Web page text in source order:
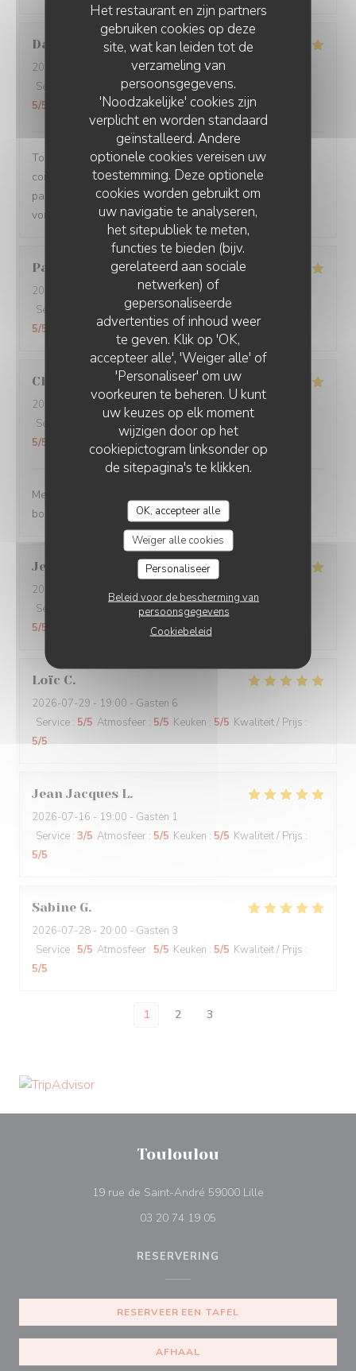
Het restaurant en zijn partners
gebruiken cookies op deze
site, wat kan leiden tot de
verzameling van
persoonsgegevens.
'Noodzakelijke' cookies zijn
verplicht en worden standaard
geïnstalleerd. Andere
optionele cookies vereisen uw
toestemming. Deze optionele
cookies worden gebruikt om
uw navigatie te analyseren,
het sitepubliek te meten,
functies te bieden (bijv.
gerelateerd aan sociale
netwerken) of
gepersonaliseerde
advertenties of inhoud weer
te geven. Klik op 'OK,
accepteer alle', 'Weiger alle' of
'Personaliseer' om uw
voorkeuren te beheren. U kunt
uw keuzes op elk moment
wijzigen door op het
cookiepictogram linksonder op
de sitepagina's te klikken.
OK, accepteer alle
Weiger alle cookies
Personaliseer
Beleid voor de bescherming van
persoonsgegevens
Cookiebeleid
Damien
2026-08-01
- 19:15 - Gasten 3
Service
Atmosfeer: 5/5 Keuken:5/5 Kwaliteit / Prijs
5/5
Toujours un plaisir de venir dans ce restaurant qui
commence toujours par un accueil chaleureux. Tout est
parfait si service à la cuisine. Ne changez rien Merci à
vous
Pascal
2026-07-31
- 20:45 - Gasten 2
Service
Atmosfeer: 5/5 Keuken:5/5
5/5
Claire
2026-07-30
- 20:30 - Gasten 4
Service
Atmosfeer Keuken /5 Kwaliteit / Prijs
5/5
Merci pour tout ! La soirée était super avec une très
bonne cuisine et un personnel au top !
Jean Jacques
2026-07-30
- 19:00 - Gasten 1
Service
Atmosfeer: 5/5 Keuken:5/5
5/5
Loïc C
2026-07-29 - 19:00 - Gasten 6
Service : 5/5 Atmosfeer : 5/5 Keuken : 5/5 Kwaliteit / Prijs :
5/5
Jean Jacques L
2026-07-16 - 19:00 - Gasten 1
Service : 3/5 Atmosfeer : 5/5 Keuken : 5/5 Kwaliteit / Prijs :
5/5
Sabine G
2026-07-28 - 20:00 - Gasten 3
Service : 5/5 Atmosfeer : 5/5 Keuken : 5/5 Kwaliteit / Prijs :
5/5
1 2 3
Touloulou
19 rue de Saint-André 59000 Lille
03 20 74 19 05
RESERVERING
RESERVEER EEN TAFEL
AFHAAL